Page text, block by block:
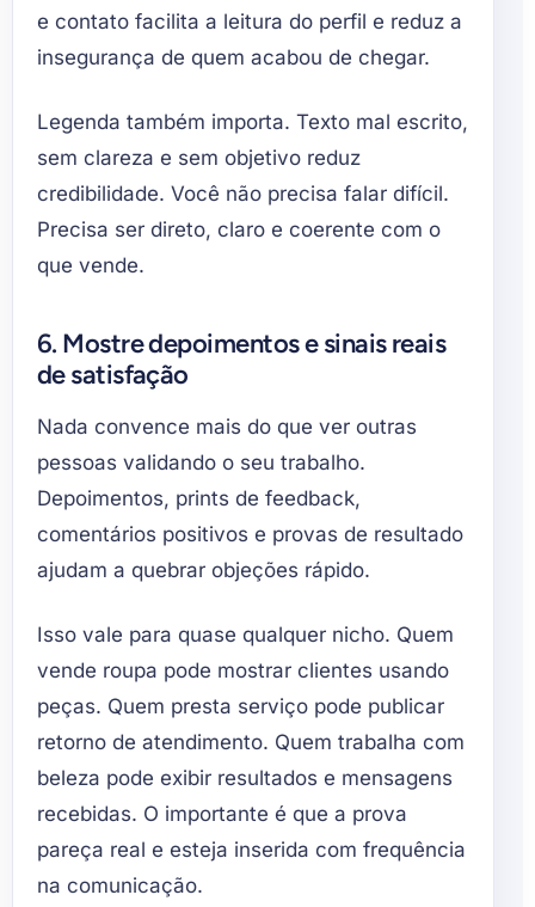
e contato facilita a leitura do perfil e reduz a
insegurança de quem acabou de chegar.
Legenda também importa. Texto mal escrito,
sem clareza e sem objetivo reduz
credibilidade. Você não precisa falar difícil.
Precisa ser direto, claro e coerente com o
que vende.
6. Mostre depoimentos e sinais reais
de satisfação
Nada convence mais do que ver outras
pessoas validando o seu trabalho.
Depoimentos, prints de feedback,
comentários positivos e provas de resultado
ajudam a quebrar objeções rápido.
Isso vale para quase qualquer nicho. Quem
vende roupa pode mostrar clientes usando
peças. Quem presta serviço pode publicar
retorno de atendimento. Quem trabalha com
beleza pode exibir resultados e mensagens
recebidas. O importante é que a prova
pareça real e esteja inserida com frequência
na comunicação.